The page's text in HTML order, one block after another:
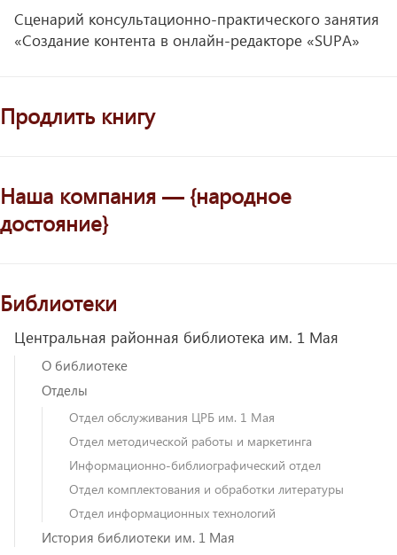
Сценарий консультационно-практического занятия
«Создание контента в онлайн-редакторе «SUPA»
Продлить книгу
Наша компания — {народное
достояние}
Библиотеки
Центральная районная библиотека им. 1 Мая
О библиотеке
Отделы
Отдел обслуживания ЦРБ им. 1 Мая
Отдел методической работы и маркетинга
Информационно-библиографический отдел
Отдел комплектования и обработки литературы
Отдел информационных технологий
История библиотеки им. 1 Мая